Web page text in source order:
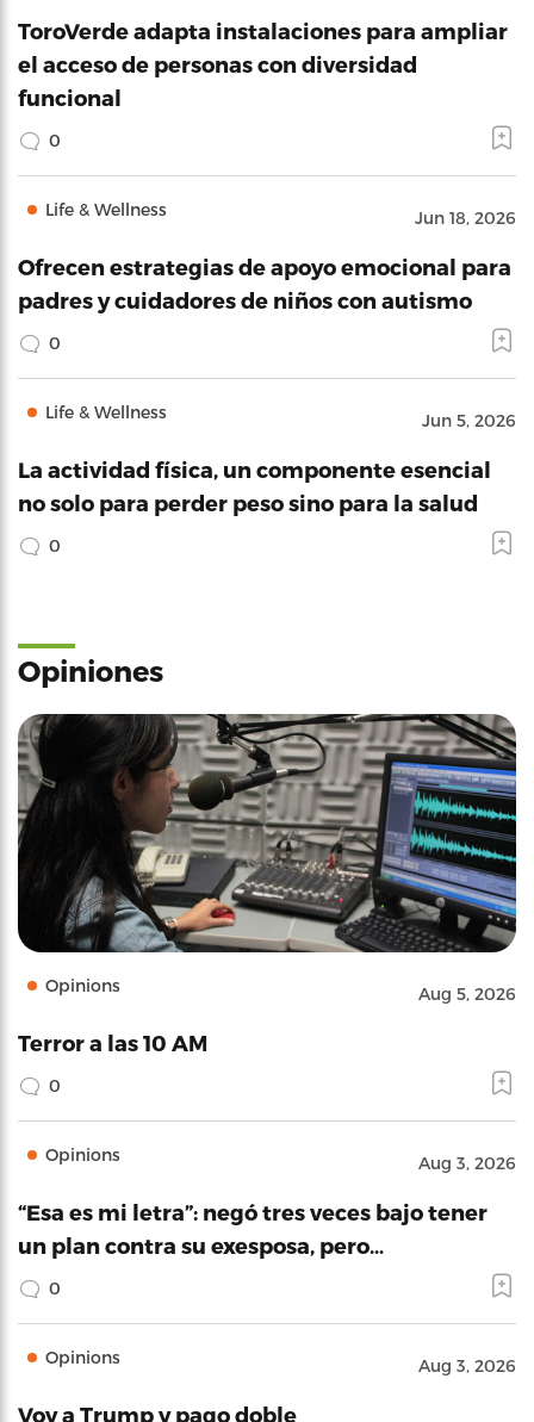
ToroVerde adapta instalaciones para ampliar
el acceso de personas con diversidad
funcional
0
Life & Wellness Jun 18, 2026
Ofrecen estrategias de apoyo emocional para
padres y cuidadores de niños con autismo
0
Life & Wellness Jun 5, 2026
La actividad física, un componente esencial
no solo para perder peso sino para la salud
0
Opiniones
Opinions Aug 5, 2026
Terror a las 10 AM
0
Opinions Aug 3, 2026
“Esa es mi letra”: negó tres veces bajo tener
un plan contra su exesposa, pero…
0
Opinions Aug 3, 2026
Voy a Trump y pago doble